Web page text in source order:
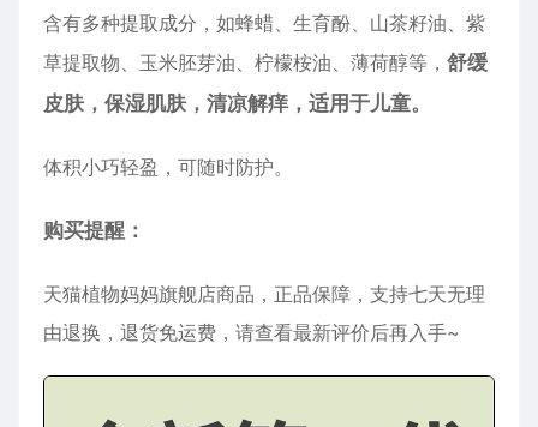
含有多种提取成分，如蜂蜡、生育酚、山茶籽油、紫
草提取物、玉米胚芽油、柠檬桉油、薄荷醇等， 舒缓
皮肤，保湿肌肤，清凉解痒，适用于儿童。
体积小巧轻盈，可随时防护。
购买提醒：
天猫植物妈妈旗舰店商品，正品保障，支持七天无理
由退换，退货免运费，请查看最新评价后再入手~